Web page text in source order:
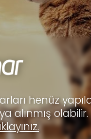
henüz
alınmış olabilir.